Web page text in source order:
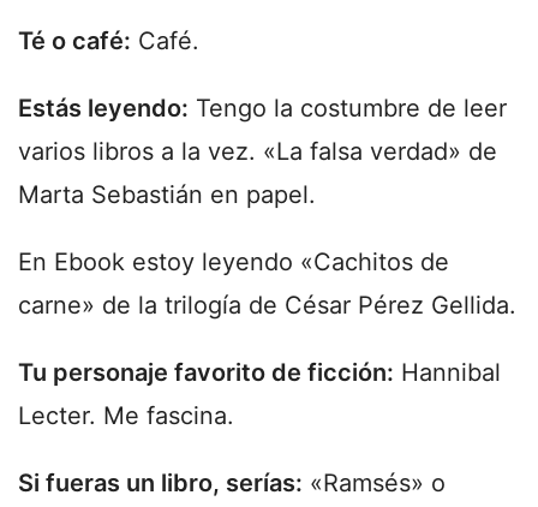
Té o café: Café.
Estás leyendo: Tengo la costumbre de leer
varios libros a la vez. «La falsa verdad» de
Marta Sebastián en papel.
En Ebook estoy leyendo «Cachitos de
carne» de la trilogía de César Pérez Gellida.
Tu personaje favorito de ficción: Hannibal
Lecter. Me fascina.
Si fueras un libro, serías: «Ramsés» o